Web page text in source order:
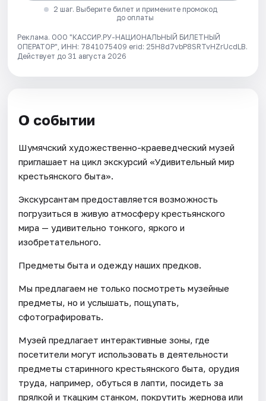
2 шаг. Выберите билет и примените промокод
до оплаты
Реклама. ООО "КАССИР.РУ-НАЦИОНАЛЬНЫЙ БИЛЕТНЫЙ
ОПЕРАТОР", ИНН: 7841075409 erid: 25H8d7vbP8SRTvHZrUcdLB.
Действует до 31 августа 2026
О событии
Шумячский художественно-краеведческий музей
приглашает на цикл экскурсий «Удивительный мир
крестьянского быта».
Экскурсантам предоставляется возможность
погрузиться в живую атмосферу крестьянского
мира — удивительно тонкого, яркого и
изобретательного.
Предметы быта и одежду наших предков.
Мы предлагаем не только посмотреть музейные
предметы, но и услышать, пощупать,
сфотографировать.
Музей предлагает интерактивные зоны, где
посетители могут использовать в деятельности
предметы старинного крестьянского быта, орудия
труда, например, обуться в лапти, посидеть за
прялкой и ткацким станком, покрутить жернова или